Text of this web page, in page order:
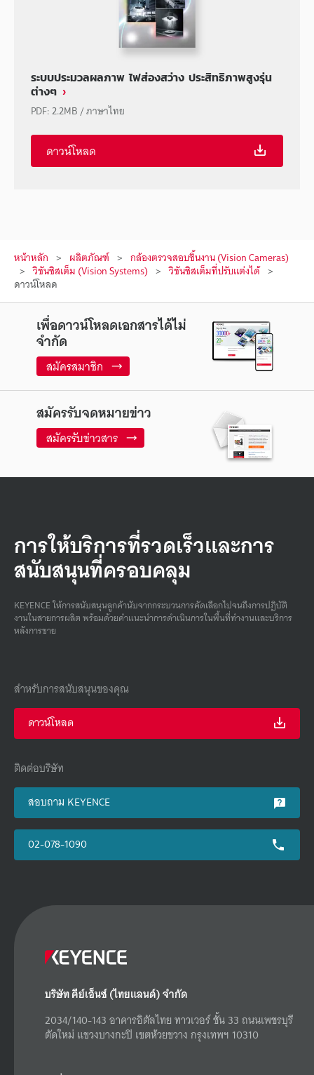
ระบบประมวลผลภาพ ไฟส่องสว่าง ประสิทธิภาพสูงรุ่น
ต่างๆ
PDF:2.2MB/ภาษาไทย
ดาวน์โหลด
หน้าหลัก ผลิตภัณฑ์ กล้องตรวจสอบชิ้นงาน (Vision Cameras)
วิชันซิสเต็ม (Vision Systems) วิชันซิสเต็มที่ปรับแต่งได้
ดาวน์โหลด
เพื่อดาวน์โหลดเอกสารได้ไม่
จำกัด
สมัครสมาชิก
สมัครรับจดหมายข่าว
สมัครรับข่าวสาร
การให้บริการที่รวดเร็วและการ
สนับสนุนที่ครอบคลุม
KEYENCE ให้การสนับสนุนลูกค้านับจากกระบวนการคัดเลือกไปจนถึงการปฏิบัติ
งานในสายการผลิต พร้อมด้วยคําแนะนําการดําเนินการในพื้นที่ทํางานและบริการ
หลังการขาย
สำหรับการสนับสนุนของคุณ
ดาวน์โหลด
ติดต่อบริษัท
สอบถาม KEYENCE
02-078-1090
บริษัท คีย์เอ็นซ์ (ไทยแลนด์) จำกัด
2034/140-143 อาคารอิตัลไทย ทาวเวอร์ ชั้น 33 ถนนเพชรบุรี
ตัดใหม่ แขวงบางกะปิ เขตห้วยขวาง กรุงเทพฯ 10310